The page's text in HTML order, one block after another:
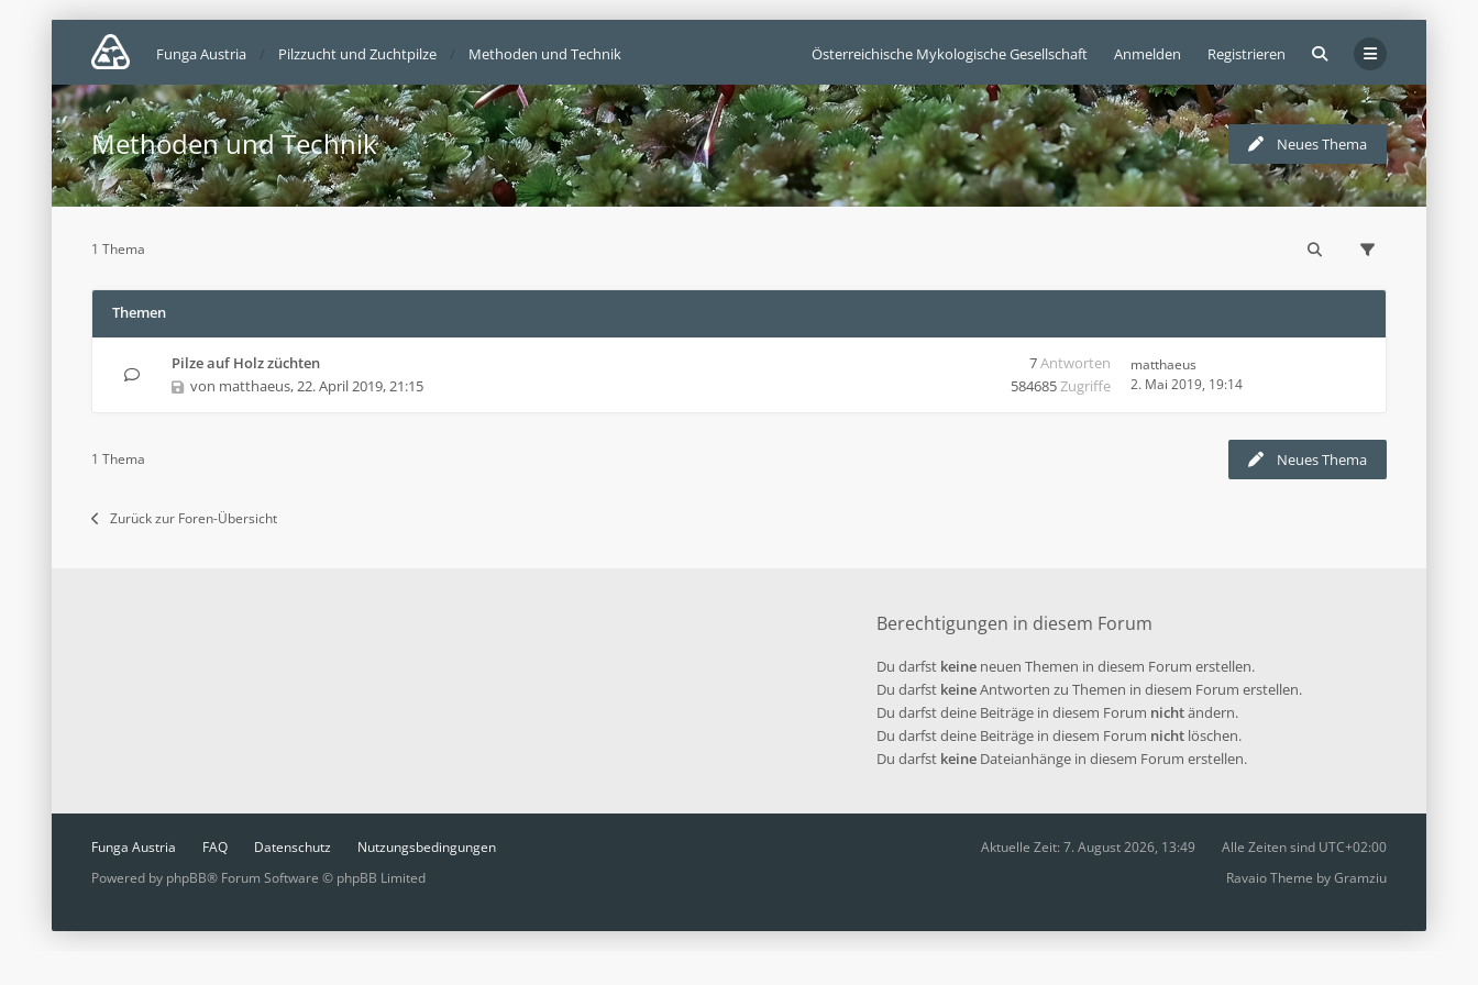
Österreichische Mykologische Gesellschaft Anmelden Registrieren
Funga Austria Pilzzucht und Zuchtpilze Methoden und Technik
Methoden und Technik Neues Thema
1 Thema
Themen
Pilze auf Holz züchten
von matthaeus,22. April 2019, 21:15
7Antworten
584685Zugriffe
matthaeus
2. Mai 2019, 19:14
Neues Thema
1 Thema
Zurück zur Foren-Übersicht
Berechtigungen in diesem Forum
Du darfst keine neuen Themen in diesem Forum erstellen.
Du darfst keineAntworten zu Themen in diesem Forum erstellen.
Du darfst deine Beiträge in diesem Forum nichtändern.
Du darfst deine Beiträge in diesem Forum nicht löschen.
Du darfst keine Dateianhänge in diesem Forum erstellen.
Funga Austria FAQ Datenschutz Nutzungsbedingungen Alle Zeiten sind UTC+02:00
Aktuelle Zeit: 7. August 2026, 13:49
Powered by phpBB® Forum Software © phpBB Limited Ravaio Theme byGramziu